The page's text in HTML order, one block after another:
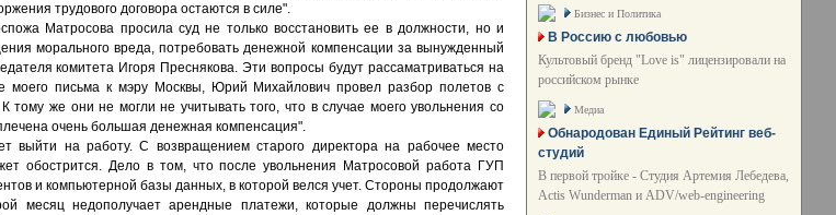
трудового договора остаются в силе".
Матросова просила суд не только восстановить ее в должности, но и
морального вреда, потребовать денежной компенсации за вынужденный
комитета Игоря Преснякова. Эти вопросы будут рассаматриваться на
моего письма к мэру Москвы, Юрий Михайлович провел разбор полетов с
тому же они не могли не учитывать того, что в случае моего увольнения со
очень большая денежная компенсация".
выйти на работу. С возвращением старого директора на рабочее место
обострится. Дело в том, что после увольнения Матросовой работа ГУП
и компьютерной базы данных, в которой велся учет. Стороны продолжают
месяц недополучает арендные платежи, которые должны перечислять
Бизнес и Политика
В Россию с любовью
Культовый бренд "Love is" лицензировали на
российском рынке
Медиа
Обнародован Единый Рейтинг веб-
студий
В первой тройке - Студия Артемия Лебедева,
Actis Wunderman и ADV/web-engineering